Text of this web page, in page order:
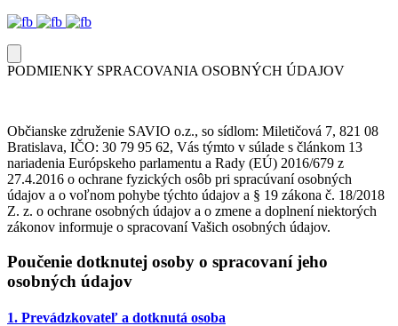
PODMIENKY SPRACOVANIA OSOBNÝCH ÚDAJOV
Občianske združenie SAVIO o.z., so sídlom: Miletičová 7, 821 08
Bratislava, IČO: 30 79 95 62, Vás týmto v súlade s článkom 13
nariadenia Európskeho parlamentu a Rady (EÚ) 2016/679 z
27.4.2016 o ochrane fyzických osôb pri spracúvaní osobných
údajov a o voľnom pohybe týchto údajov a § 19 zákona č. 18/2018
Z. z. o ochrane osobných údajov a o zmene a doplnení niektorých
zákonov informuje o spracovaní Vašich osobných údajov.
Poučenie dotknutej osoby o spracovaní jeho
osobných údajov
1. Prevádzkovateľ a dotknutá osoba